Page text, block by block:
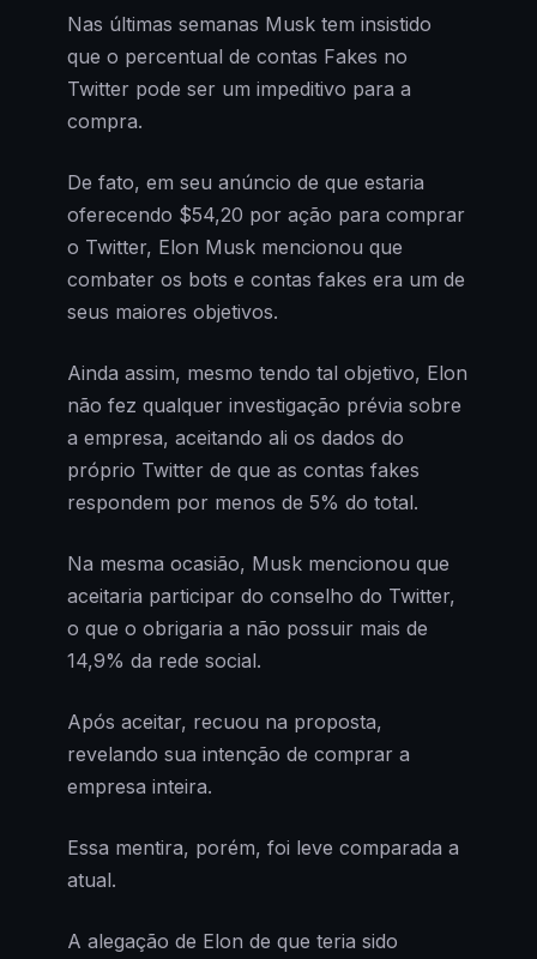
Nas últimas semanas Musk tem insistido
que o percentual de contas Fakes no
Twitter pode ser um impeditivo para a
compra.
De fato, em seu anúncio de que estaria
oferecendo $54,20 por ação para comprar
o Twitter, Elon Musk mencionou que
combater os bots e contas fakes era um de
seus maiores objetivos.
Ainda assim, mesmo tendo tal objetivo, Elon
não fez qualquer investigação prévia sobre
a empresa, aceitando ali os dados do
próprio Twitter de que as contas fakes
respondem por menos de 5% do total.
Na mesma ocasião, Musk mencionou que
aceitaria participar do conselho do Twitter,
o que o obrigaria a não possuir mais de
14,9% da rede social.
Após aceitar, recuou na proposta,
revelando sua intenção de comprar a
empresa inteira.
Essa mentira, porém, foi leve comparada a
atual.
A alegação de Elon de que teria sido